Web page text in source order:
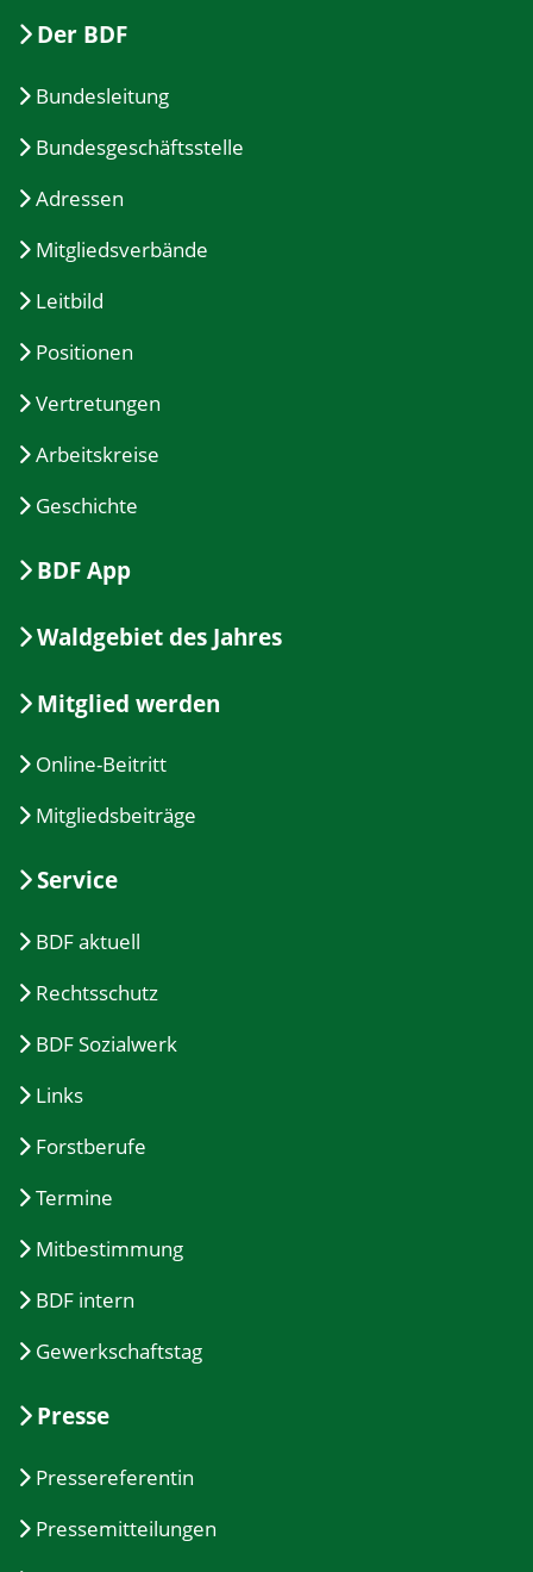
Der BDF
Bundesleitung
Bundesgeschäftsstelle
Adressen
Mitgliedsverbände
Leitbild
Positionen
Vertretungen
Arbeitskreise
Geschichte
BDF App
Waldgebiet des Jahres
Mitglied werden
Online-Beitritt
Mitgliedsbeiträge
Service
BDF aktuell
Rechtsschutz
BDF Sozialwerk
Links
Forstberufe
Termine
Mitbestimmung
BDF intern
Gewerkschaftstag
Presse
Pressereferentin
Pressemitteilungen